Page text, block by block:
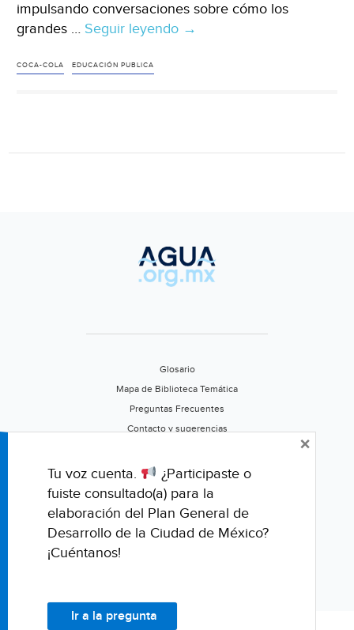
impulsando conversaciones sobre cómo los
grandes … Seguir leyendo México-
comunidades
(El
Heraldo
→
COCA-COLA EDUCACIÓN PUBLICA
Glosario
Mapa de Biblioteca Temática
Preguntas Frecuentes
Contacto y sugerencias
Califica este portal
Tu voz cuenta.
¿Participaste o
fuiste consultado(a) para la
elaboración del Plan General de
Desarrollo de la Ciudad de México?
¡Cuéntanos!
Ir a la pregunta
×